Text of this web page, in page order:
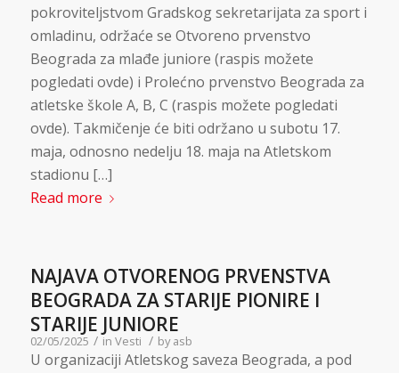
pokroviteljstvom Gradskog sekretarijata za sport i
omladinu, održaće se Otvoreno prvenstvo
Beograda za mlađe juniore (raspis možete
pogledati ovde) i Prolećno prvenstvo Beograda za
atletske škole A, B, C (raspis možete pogledati
ovde). Takmičenje će biti održano u subotu 17.
maja, odnosno nedelju 18. maja na Atletskom
stadionu […]
Read more
NAJAVA OTVORENOG PRVENSTVA
BEOGRADA ZA STARIJE PIONIRE I
STARIJE JUNIORE
02/05/2025 / in Vesti / byasb
U organizaciji Atletskog saveza Beograda, a pod